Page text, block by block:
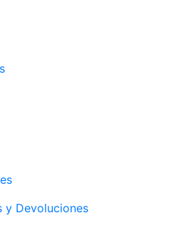
y Devoluciones